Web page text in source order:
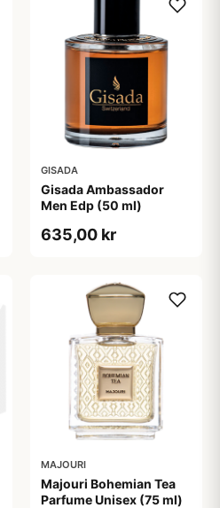
GISADA
Gisada Ambassador
Men Edp (50 ml)
635,00 kr
MAJOURI
Majouri Bohemian Tea
Parfume Unisex (75 ml)